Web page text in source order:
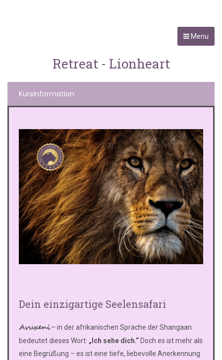
Menu
Retreat - Lionheart
Kursinformation
Dein einzigartige Seelensafari
Avuxeni– in der afrikanischen Sprache der Shangaan
bedeutet dieses Wort: „Ich sehe dich.“ Doch es ist mehr als
eine Begrüßung – es ist eine tiefe, liebevolle Anerkennung